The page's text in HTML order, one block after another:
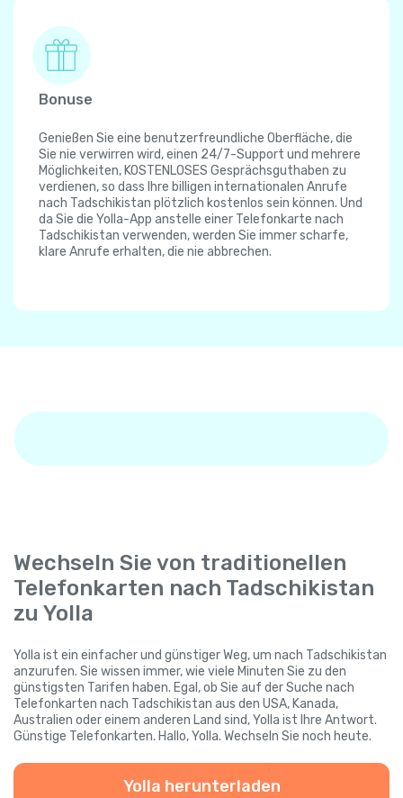
Bonuse
Genießen Sie eine benutzerfreundliche Oberfläche, die
Sie nie verwirren wird, einen 24/7-Support und mehrere
Möglichkeiten, KOSTENLOSES Gesprächsguthaben zu
verdienen, so dass Ihre billigen internationalen Anrufe
nach Tadschikistan plötzlich kostenlos sein können. Und
da Sie die Yolla-App anstelle einer Telefonkarte nach
Tadschikistan verwenden, werden Sie immer scharfe,
klare Anrufe erhalten, die nie abbrechen.
Wechseln Sie von traditionellen
Telefonkarten nach Tadschikistan
zu Yolla
Yolla ist ein einfacher und günstiger Weg, um nach Tadschikistan
anzurufen. Sie wissen immer, wie viele Minuten Sie zu den
günstigsten Tarifen haben. Egal, ob Sie auf der Suche nach
Telefonkarten nach Tadschikistan aus den USA, Kanada,
Australien oder einem anderen Land sind, Yolla ist Ihre Antwort.
Günstige Telefonkarten. Hallo, Yolla. Wechseln Sie noch heute.
Yolla herunterladen